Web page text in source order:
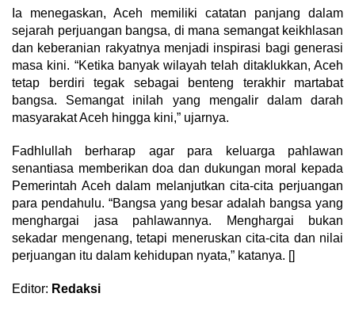
Ia menegaskan, Aceh memiliki catatan panjang dalam
sejarah perjuangan bangsa, di mana semangat keikhlasan
dan keberanian rakyatnya menjadi inspirasi bagi generasi
masa kini. “Ketika banyak wilayah telah ditaklukkan, Aceh
tetap berdiri tegak sebagai benteng terakhir martabat
bangsa. Semangat inilah yang mengalir dalam darah
masyarakat Aceh hingga kini,” ujarnya.
Fadhlullah berharap agar para keluarga pahlawan
senantiasa memberikan doa dan dukungan moral kepada
Pemerintah Aceh dalam melanjutkan cita-cita perjuangan
para pendahulu. “Bangsa yang besar adalah bangsa yang
menghargai jasa pahlawannya. Menghargai bukan
sekadar mengenang, tetapi meneruskan cita-cita dan nilai
perjuangan itu dalam kehidupan nyata,” katanya. []
Editor: Redaksi